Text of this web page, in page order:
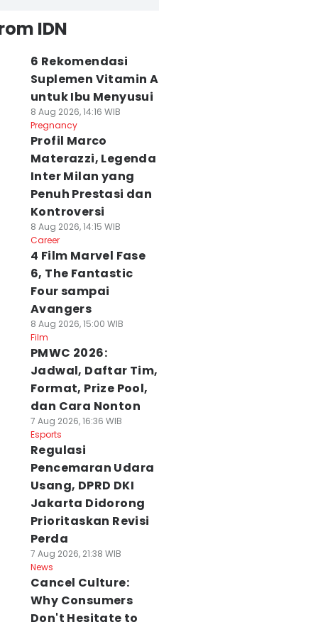
IDN
6 Rekomendasi
Suplemen Vitamin A
untuk Ibu Menyusui
8 Aug 2026, 14:16 WIB
Pregnancy
Profil Marco
Materazzi, Legenda
Inter Milan yang
Penuh Prestasi dan
Kontroversi
8 Aug 2026, 14:15 WIB
Career
4 Film Marvel Fase
6, The Fantastic
Four sampai
Avangers
8 Aug 2026, 15:00 WIB
Film
PMWC 2026:
Jadwal, Daftar Tim,
Format, Prize Pool,
dan Cara Nonton
7 Aug 2026, 16:36 WIB
Esports
Regulasi
Pencemaran Udara
Usang, DPRD DKI
Jakarta Didorong
Prioritaskan Revisi
Perda
7 Aug 2026, 21:38 WIB
News
Cancel Culture:
Why Consumers
Don't Hesitate to